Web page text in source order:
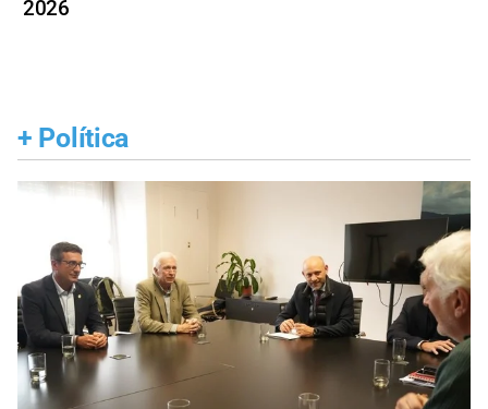
2026
+ Política